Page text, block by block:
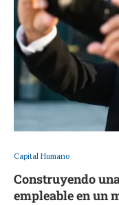
Capital Humano
Construyendo
empleable en un